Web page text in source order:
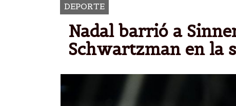
DEPORTE
Nadal barrió a
Schwartzman en la